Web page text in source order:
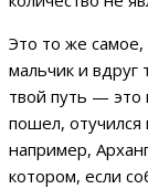
Это то же
мальчик и вдруг
твой путь — это
пошел, отучился
например,
котором, если